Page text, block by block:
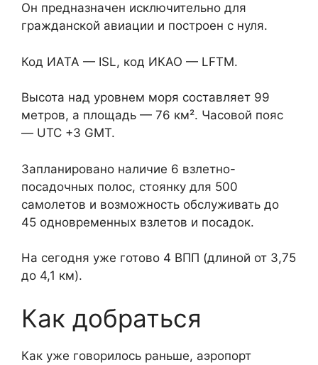
Он предназначен исключительно для
гражданской авиации и построен с нуля.
Код ИАТА — ISL, код ИКАО — LFTM.
Высота над уровнем моря составляет 99
метров, а площадь — 76 км². Часовой пояс
— UTC +3 GMT.
Запланировано наличие 6 взлетно-
посадочных полос, стоянку для 500
самолетов и возможность обслуживать до
45 одновременных взлетов и посадок.
На сегодня уже готово 4 ВПП (длиной от 3,75
до 4,1 км).
Как добраться
Как уже говорилось раньше, аэропорт